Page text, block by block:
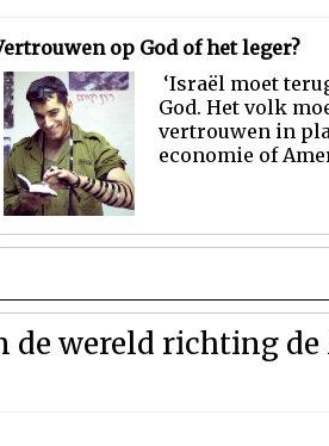
op God of het leger?
‘Israël moet
God. Het volk
vertrouwen in
economie of
de wereld richting